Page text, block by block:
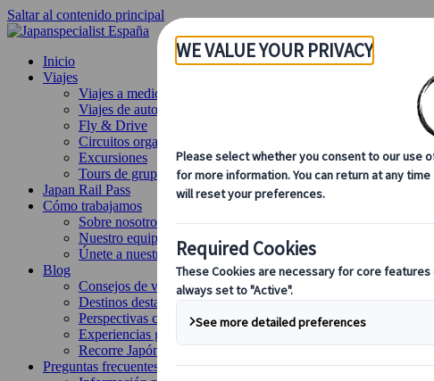
Saltar al contenido principal
Inicio
Viajes
Viajes a medida
Viajes de autor
Fly & Drive
Circuitos organizados
Excursiones
Tours de grupo a medida
Japan Rail Pass
Cómo trabajamos
Sobre nosotros
Nuestro equipo
Únete a nuestro equipo
Blog
Consejos de viaje para cada temporada
Destinos destacados
Perspectivas culturales
Experiencias gastronómicas
Recorre Japón en tren
Preguntas frecuentes